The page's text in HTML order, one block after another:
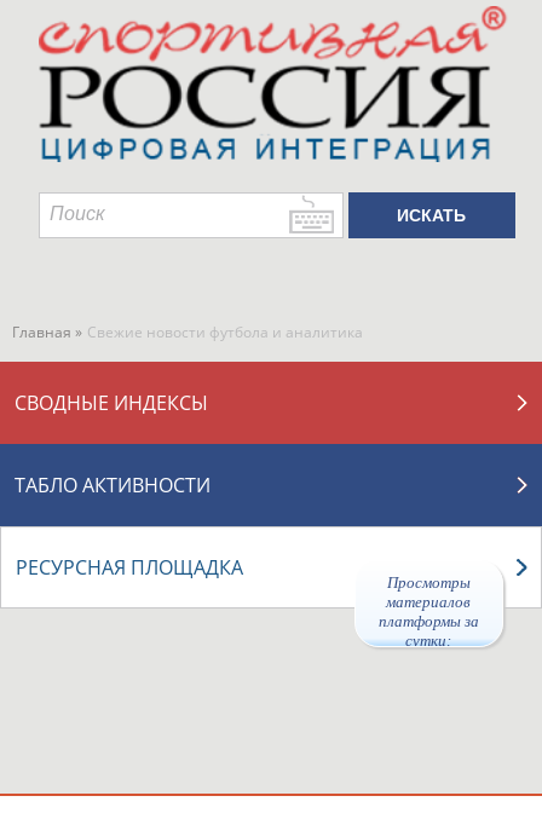
Просмотры
материалов
платформы за
сутки:
Главная » Свежие новости футбола и аналитика
СВОДНЫЕ ИНДЕКСЫ
ТАБЛО АКТИВНОСТИ
РЕСУРСНАЯ ПЛОЩАДКА